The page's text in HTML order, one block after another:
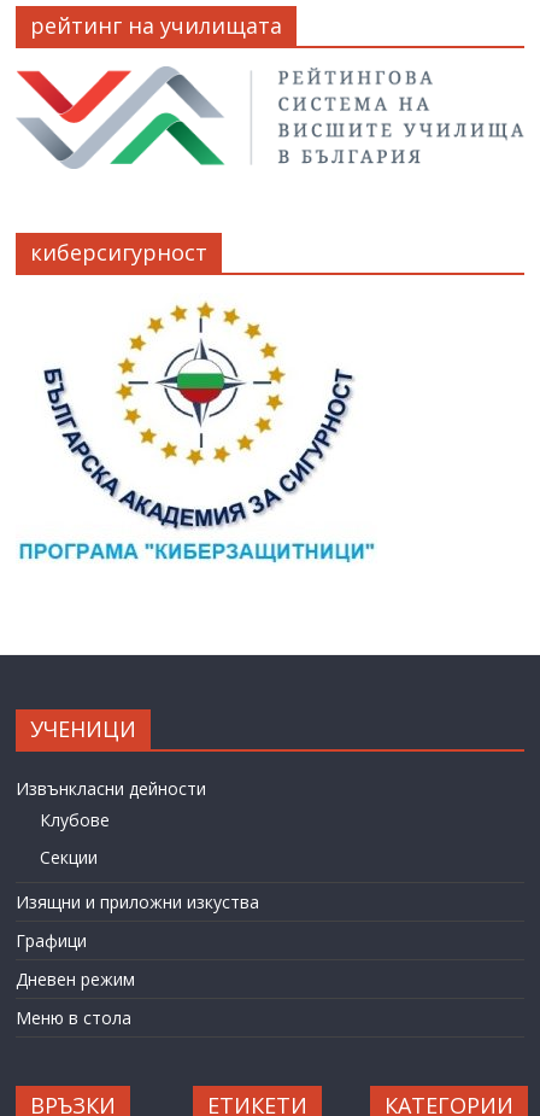
рейтинг на училищата
киберсигурност
УЧЕНИЦИ
Извънкласни дейности
Клубове
Секции
Изящни и приложни изкуства
Графици
Дневен режим
Меню в стола
ВРЪЗКИ ЕТИКЕТИ КАТЕГОРИИ